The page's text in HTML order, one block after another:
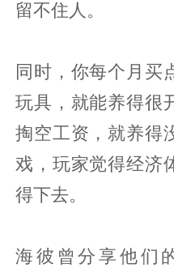
留不住人。
同时，你每个月买
玩具，就能养得很
掏空工资，就养得
戏，玩家觉得经济
得下去。
海彼曾分享他们